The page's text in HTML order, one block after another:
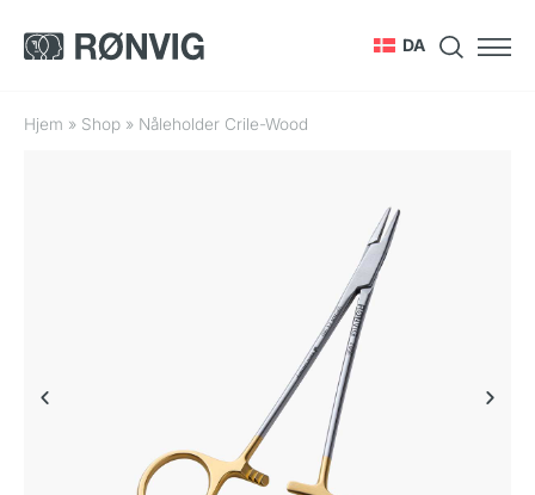
DA
Hjem » Shop » Nåleholder Crile-Wood